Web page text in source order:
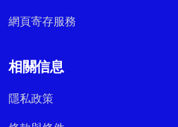
網頁寄存服務
相關信息
隱私政策